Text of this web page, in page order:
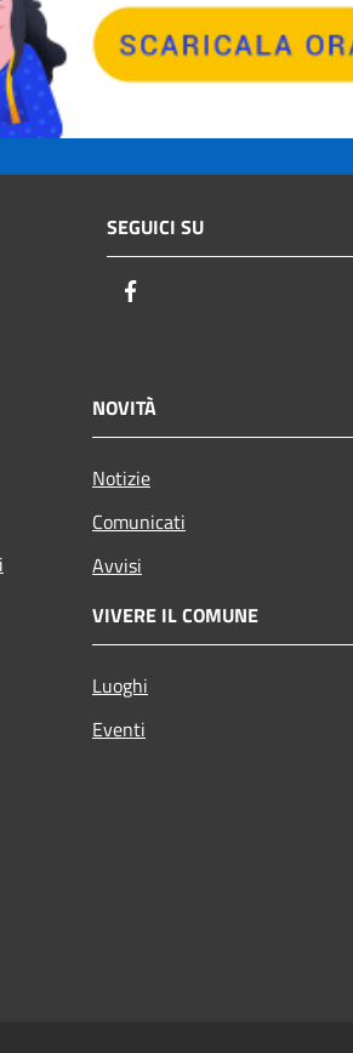
SEGUICI SU
NOVITÀ
Notizie
Comunicati
Avvisi
VIVERE IL COMUNE
Luoghi
Eventi